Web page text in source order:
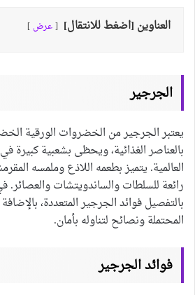
العناوين [اضغط للانتقال] عرض
الجرجير
يعتبر الجرجير من الخضروات الورقية
بالعناصر الغذائية، ويحظى بشعبية كبيرة
العالمية. يتميز بطعمه اللاذع وملمسه
رائعة للسلطات والساندويتشات والعصائر.
بالتفصيل فوائد الجرجير المتعددة،
المحتملة ونصائح لتناوله بأمان.
فوائد الجرجير